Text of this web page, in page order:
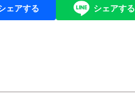
ェアする シェアする